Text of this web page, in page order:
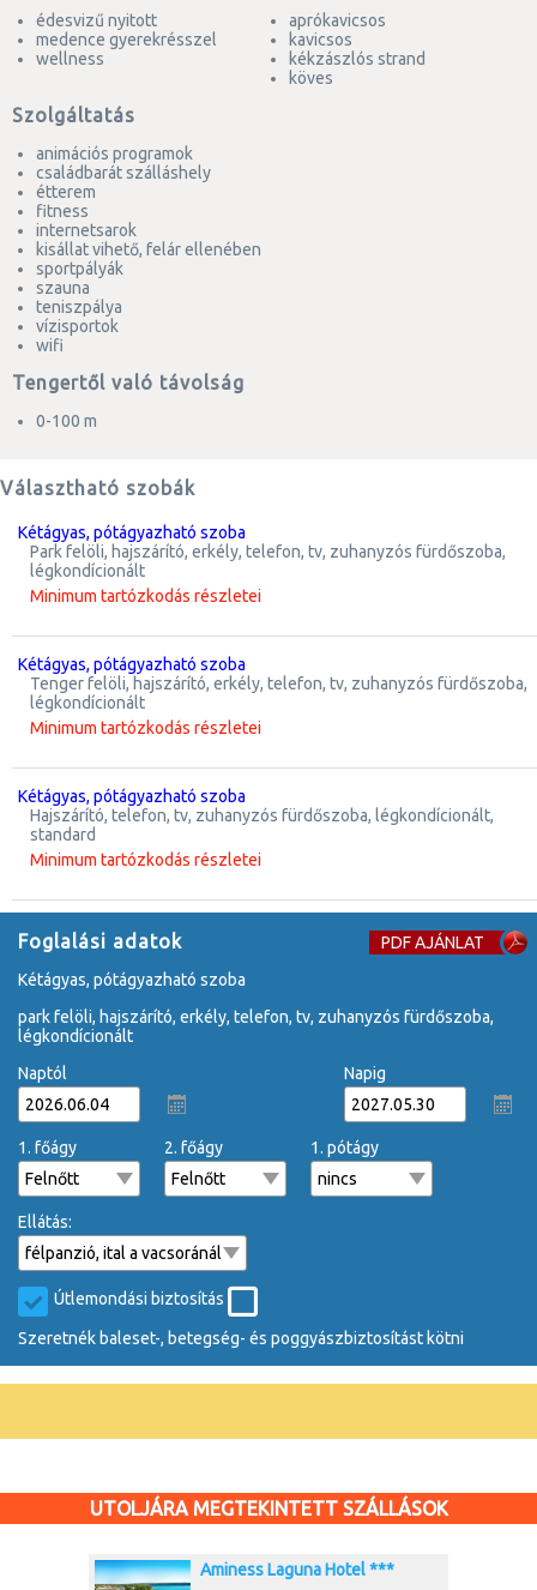
édesvizű nyitott
medence gyerekrésszel
wellness
aprókavicsos
kavicsos
kékzászlós strand
köves
Szolgáltatás
animációs programok
családbarát szálláshely
étterem
fitness
internetsarok
kisállat vihető, felár ellenében
sportpályák
szauna
teniszpálya
vízisportok
wifi
Tengertől való távolság
0-100 m
Választható szobák
kétágyas, pótágyazható szoba
park felöli, hajszárító, erkély, telefon, tv, zuhanyzós fürdőszoba,
légkondícionált
Minimum tartózkodás részletei
kétágyas, pótágyazható szoba
tenger felöli, hajszárító, erkély, telefon, tv, zuhanyzós fürdőszoba,
légkondícionált
Minimum tartózkodás részletei
kétágyas, pótágyazható szoba
hajszárító, telefon, tv, zuhanyzós fürdőszoba, légkondícionált,
standard
Minimum tartózkodás részletei
Foglalási adatok
PDF AJÁNLAT
kétágyas, pótágyazható szoba
park felöli, hajszárító, erkély, telefon, tv, zuhanyzós fürdőszoba,
légkondícionált
Naptól
Napig
1. főágy 2. főágy 1. pótágy
Ellátás:
Útlemondási biztosítás
Szeretnék baleset-, betegség- és poggyászbiztosítást kötni
UTOLJÁRA MEGTEKINTETT SZÁLLÁSOK
Aminess Laguna Hotel ***